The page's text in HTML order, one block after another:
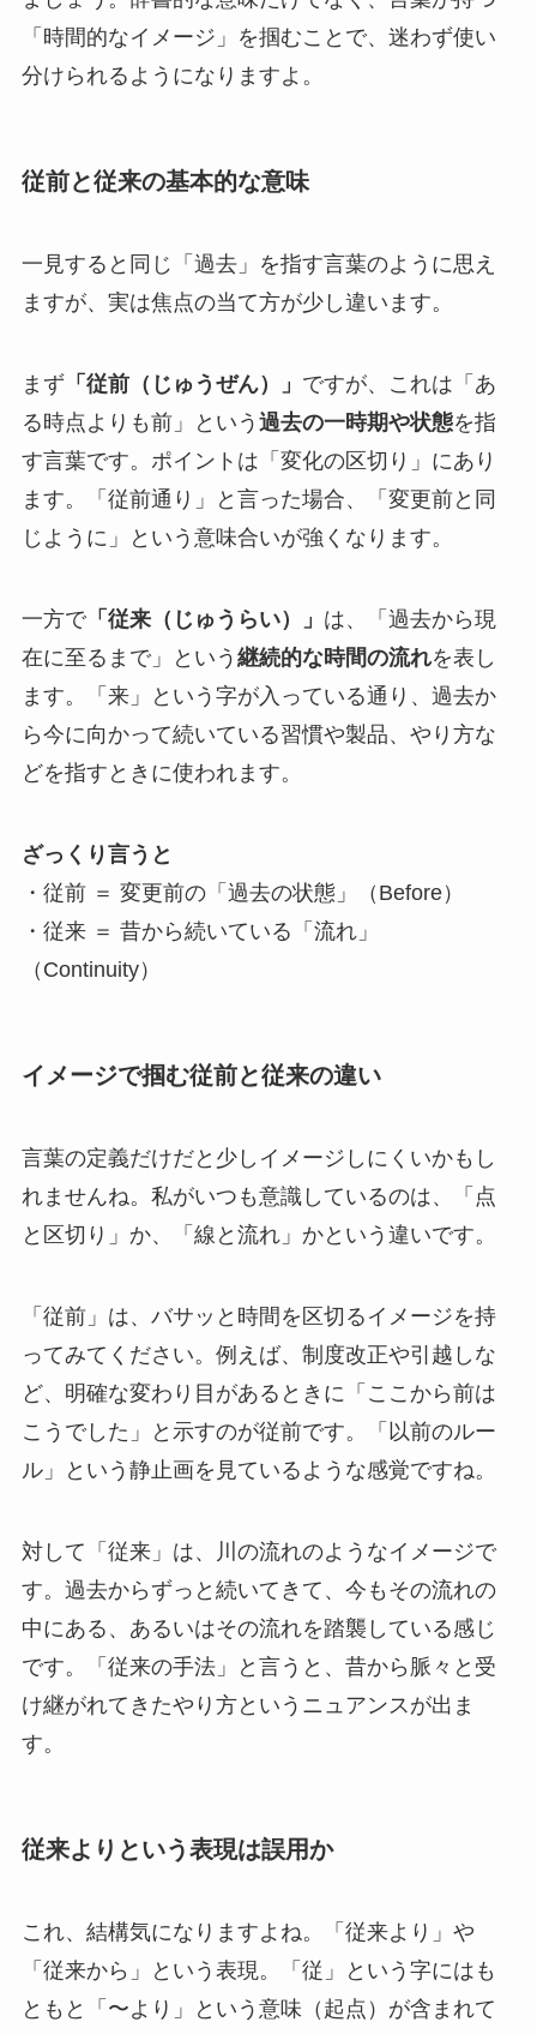
「時間的なイメージ」を掴むことで、迷わず使い
分けられるようになりますよ。
従前と従来の基本的な意味
一見すると同じ「過去」を指す言葉のように思え
ますが、実は焦点の当て方が少し違います。
まず 「従前（じゅうぜん）」 ですが、これは「あ
る時点よりも前」という 過去の一時期や状態を指
す言葉です。ポイントは「変化の区切り」にあり
ます。「従前通り」と言った場合、「変更前と同
じように」という意味合いが強くなります。
一方で「従来（じゅうらい）」 は、「過去から現
在に至るまで」という 継続的な時間の流れを表し
ます。「来」という字が入っている通り、過去か
ら今に向かって続いている習慣や製品、やり方な
どを指すときに使われます。
ざっくり言うと
・従前 ＝ 変更前の「過去の状態」（Before）
・従来 ＝ 昔から続いている「流れ」
（Continuity）
イメージで掴む従前と従来の違い
言葉の定義だけだと少しイメージしにくいかもし
れませんね。私がいつも意識しているのは、「点
と区切り」か、「線と流れ」かという違いです。
「従前」は、バサッと時間を区切るイメージを持
ってみてください。例えば、制度改正や引越しな
ど、明確な変わり目があるときに「ここから前は
こうでした」と示すのが従前です。「以前のルー
ル」という静止画を見ているような感覚ですね。
対して「従来」は、川の流れのようなイメージで
す。過去からずっと続いてきて、今もその流れの
中にある、あるいはその流れを踏襲している感じ
です。「従来の手法」と言うと、昔から脈々と受
け継がれてきたやり方というニュアンスが出ま
す。
従来よりという表現は誤用か
これ、結構気になりますよね。「従来より」や
「従来から」という表現。「従」という字にはも
ともと「〜より」という意味（起点）が含まれて